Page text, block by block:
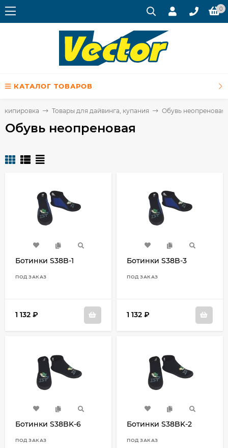
0
КАТАЛОГ ТОВАРОВ
Товары для дайвинга, купания Обувь неопреновая
Обувь неопреновая
Ботинки S38B-1
ПОД ЗАКАЗ
1 132 ₽
Ботинки S38B-3
ПОД ЗАКАЗ
1 132 ₽
Ботинки S38BK-6
ПОД ЗАКАЗ
Ботинки S38BK-2
ПОД ЗАКАЗ